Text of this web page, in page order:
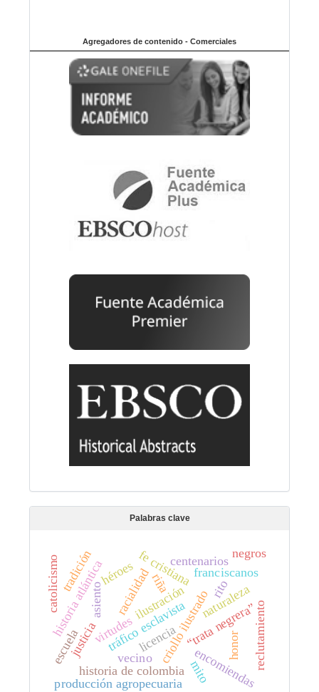
Agregadores de contenido - Comerciales
Palabras clave
ilustración
criollo ilustrado
fe cristiana
virtudes
tráfico esclavista“trata negrera”
asiento
licencia
historia atlántica
historia de colombia
franciscanos
encomiendas
producción agropecuaria
naturaleza
vecino
racialidad
reclutamiento
justicia honor
riña
centenarios
héroes
catolicismo
escuela
rito
mito
tradición negros